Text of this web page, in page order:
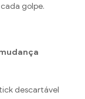
golpe.
descartável